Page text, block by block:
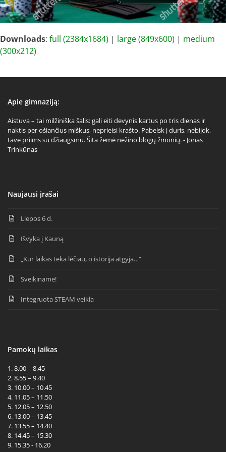
Downloads: full (2384x1684) | large (849x600) | medium
(300x212)
Apie gimnaziją:
Aistuva – tai milžiniška šalis: gali eiti devynis kartus po tris dienas ir
naktis per ošiančius miškus, neprieisi krašto. Pabelsk į duris, nebijok,
tave priims su džiaugsmu. Šita žemė nežino blogų žmonių. - Jonas
Trinkūnas
Naujausi įrašai
Liepos 6 d.
Išvyka į Kauną
„Kur laikas teka lėčiau, o istorija atgyja…“
Sveikiname!
Integruota STEAM veikla
Pamokų laikas
1. 8.00 – 8.45
2. 8.55 – 9.40
3. 10.00 – 10.45
4. 11.05 – 11.50
5. 12.05 – 12.50
6. 13.00 – 13.45
7. 13.55 – 14.40
8. 14.45 – 15.30
9. 15.35 - 16.20